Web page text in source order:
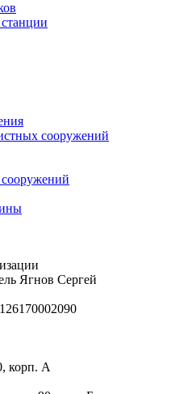
сооружений
Ягнов Сергей
корп. А